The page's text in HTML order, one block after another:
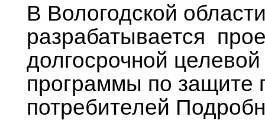
В Вологодской
разрабатывается
долгосрочной целевой
программы по защите
потребителей